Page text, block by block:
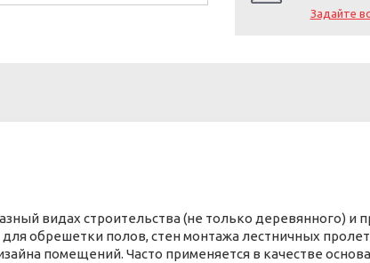
Задайте
видах строительства (не только деревянного) и
обрешетки полов, стен монтажа лестничных
помещений. Часто применяется в качестве